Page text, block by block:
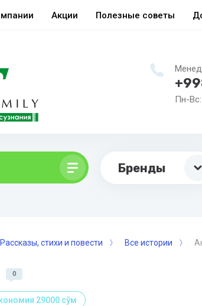
Акции Полезные советы
Пн-Вс:
Бренды
Рассказы, стихи и повести Все истории
0
29000 сўм